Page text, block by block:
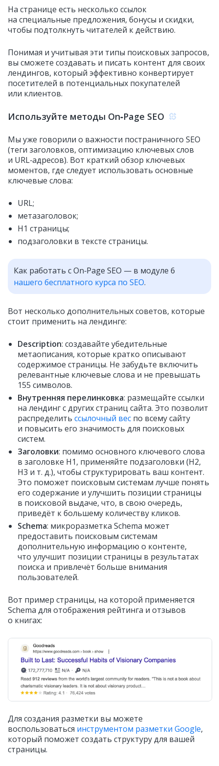
На странице есть несколько ссылок
на специальные предложения, бонусы и скидки,
чтобы подтолкнуть читателей к действию.
Понимая и учитывая эти типы поисковых запросов,
вы сможете создавать и писать контент для своих
лендингов, который эффективно конвертирует
посетителей в потенциальных покупателей
или клиентов.
Используйте методы On‑Page SEO
Мы уже говорили о важности постраничного SEO
(теги заголовков, оптимизацию ключевых слов
и URL‑адресов). Вот краткий обзор ключевых
моментов, где следует использовать основные
ключевые слова:
URL;
метазаголовок;
H1 страницы;
подзаголовки в тексте страницы.
Как работать с On‑Page SEO — в модуле 6
нашего бесплатного курса по SEO.
Вот несколько дополнительных советов, которые
стоит применить на лендинге:
Description: создавайте убедительные
метаописания, которые кратко описывают
содержимое страницы. Не забудьте включить
релевантные ключевые слова и не превышать
155 символов.
Внутренняя перелинковка: размещайте ссылки
на лендинг с других страниц сайта. Это позволит
распределить ссылочный вес по всему сайту
и повысить его значимость для поисковых
систем.
Заголовки: помимо основного ключевого слова
в заголовке H1, применяйте подзаголовки (H2,
H3 и т. д.), чтобы структурировать ваш контент.
Это поможет поисковым системам лучше понять
его содержание и улучшить позиции страницы
в поисковой выдаче, что, в свою очередь,
приведёт к большему количеству кликов.
Schema: микроразметка Schema может
предоставить поисковым системам
дополнительную информацию о контенте,
что улучшит позиции страницы в результатах
поиска и привлечёт больше внимания
пользователей.
Вот пример страницы, на которой применяется
Schema для отображения рейтинга и отзывов
о книгах:
Для создания разметки вы можете
воспользоваться инструментом разметки Google,
который поможет создать структуру для вашей
страницы.